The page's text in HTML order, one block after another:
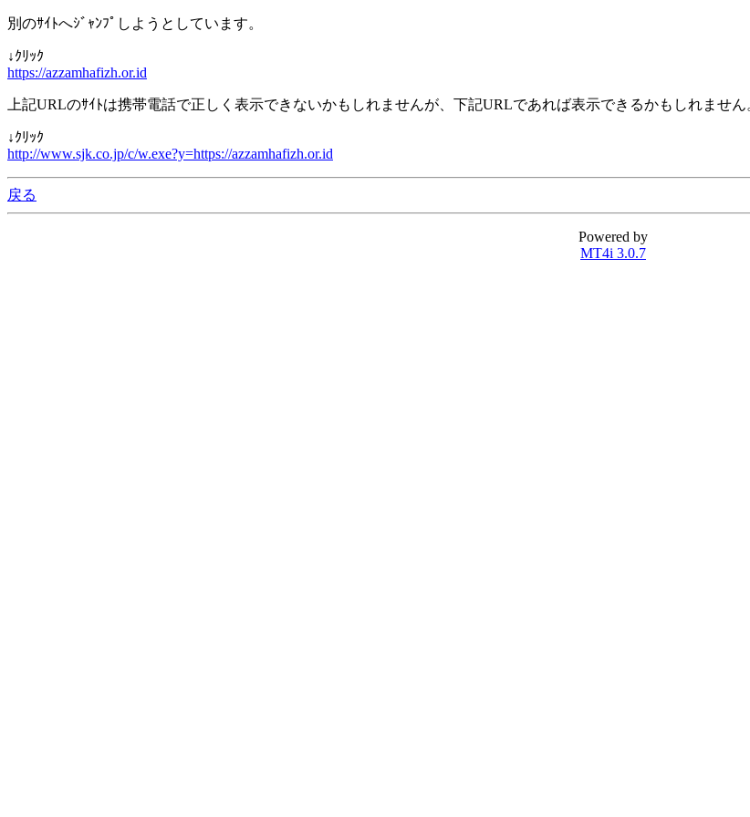
別のｻｲﾄへｼﾞｬﾝﾌﾟしようとしています。
↓ｸﾘｯｸ
https://azzamhafizh.or.id
上記URLのｻｲﾄは携帯電話で正しく表示できないかもしれませんが、下記URLであれば表示できるかもしれません
↓ｸﾘｯｸ
http://www.sjk.co.jp/c/w.exe?y=https://azzamhafizh.or.id
戻る
Powered by
MT4i 3.0.7